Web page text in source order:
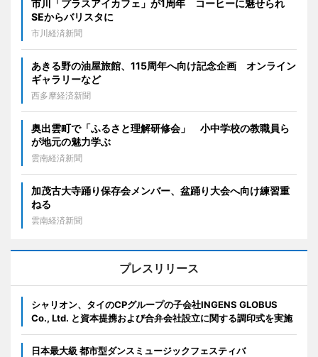
市川「プラスアイカフェ」が1周年 コーヒーに魅せられ
SEからバリスタに
市川経済新聞
あきる野の油屋旅館、115周年へ向け記念企画 オンライン
ギャラリーなど
西多摩経済新聞
奥出雲町で「ふるさと理解研修会」 小中学校の教職員ら
が地元の魅力学ぶ
雲南経済新聞
加茂古大寺踊り保存会メンバー、盆踊り大会へ向け練習重
ねる
雲南経済新聞
プレスリリース
シャリオン、タイのCPグループの子会社INGENS GLOBUS
Co., Ltd. と資本提携および合弁会社設立に関する調印式を実施
日本最大級 都市型ダンスミュージックフェスティバ